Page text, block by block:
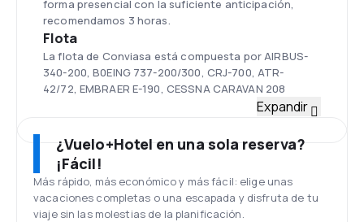
forma presencial con la suficiente anticipación,
recomendamos 3 horas.
Flota
La flota de Conviasa está compuesta por AIRBUS-
340-200, B0EING 737-200/300, CRJ-700, ATR-
42/72, EMBRAER E-190, CESSNA CARAVAN 208
Aeropuerto Internacional de Maiquetía
Es el aeropuerto más importante de Veneuela
moviliza cerca de 9 millones de personas por año. Se
encuentra ubicado a pocos kilómetros del centro
de Caracas, a 25 km.
Comidas
Expandir
¿Vuelo+Hotel en una sola reserva?
¡Fácil!
Más rápido, más económico y más fácil: elige unas
vacaciones completas o una escapada y disfruta de tu
viaje sin las molestias de la planificación.